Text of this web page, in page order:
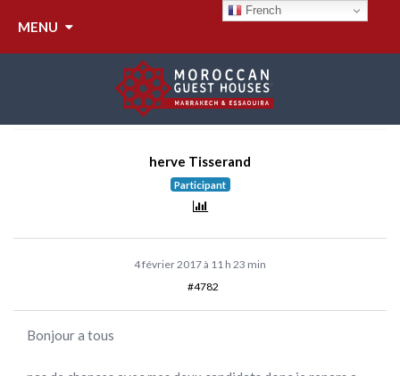
MENU
RÉPONDRE À :
GARDIEN DE NUIT/
SERVEUR RIAD DE LUXE
herve Tisserand
Participant
4 février 2017 à 11 h 23 min
#4782
Bonjour a tous
French